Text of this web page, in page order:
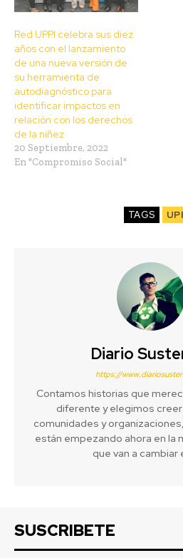
Red UPPI celebra sus diez
años con el lanzamiento
de una nueva versión de
su herramienta de
autodiagnóstico para
identificar impactos en
relación con los derechos
de la niñez
20 Septiembre, 2022
En "Compromiso Social"
TAGS
Diario
https://
Contamos historias que
diferente y elegimos
comunidades y
están empezando ahora en la
que van a cambiar
SUSCRIBETE